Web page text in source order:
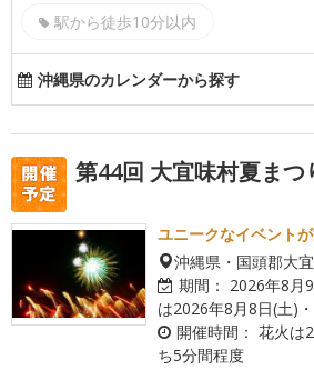
駅から徒歩10分以内
沖縄県のカレンダーから探す
第44回 大宜味村夏まつ
ユニークなイベント
沖縄県・国頭郡大
期間： 2026年8月
は2026年8月8日(土)
開催時間： 花火は
ち5分間程度